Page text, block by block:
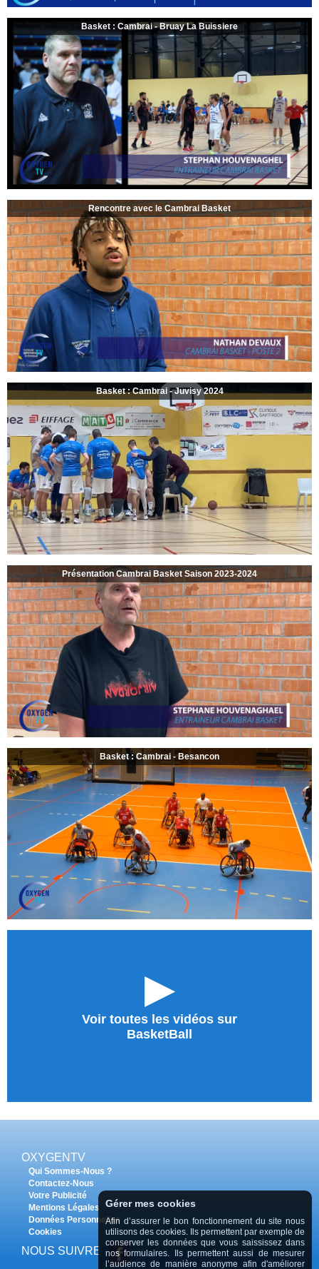
Basket : Cambrai - Bruay La Buissiere
Rencontre avec le Cambrai Basket
Basket : Cambrai - Juvisy 2024
Présentation Cambrai Basket Saison 2023-2024
Basket : Cambrai - Besancon
►
Voir toutes les vidéos sur
BasketBall
OXYGENTV
Qui Sommes-Nous ?
Contactez-Nous
Votre Publicité
Mentions Légales
Données Personnelles
Cookies
NOUS SUIVRE
Gérer mes cookies
Afin d’assurer le bon fonctionnement du site nous
utilisons des cookies. Ils permettent par exemple de
conserver les données que vous saississez dans
nos formulaires. Ils permettent aussi de mesurer
l’audience de manière anonyme afin d'améliorer